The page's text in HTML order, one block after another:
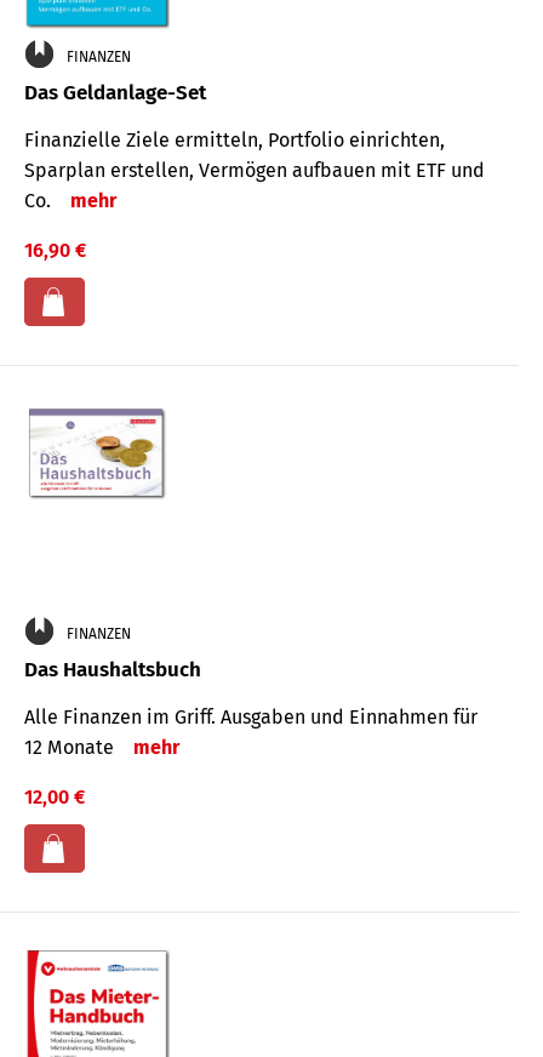
FINANZEN
Das Geldanlage-Set
Finanzielle Ziele ermitteln, Portfolio einrichten,
Sparplan erstellen, Vermögen aufbauen mit ETF und
Co.
mehr
16,90 €
FINANZEN
Das Haushaltsbuch
Alle Finanzen im Griff. Aus­gaben und Ein­nahmen für
12 Monate
mehr
12,00 €